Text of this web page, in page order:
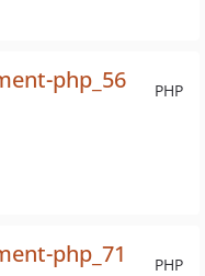
PHP
php_56
PHP
php_71